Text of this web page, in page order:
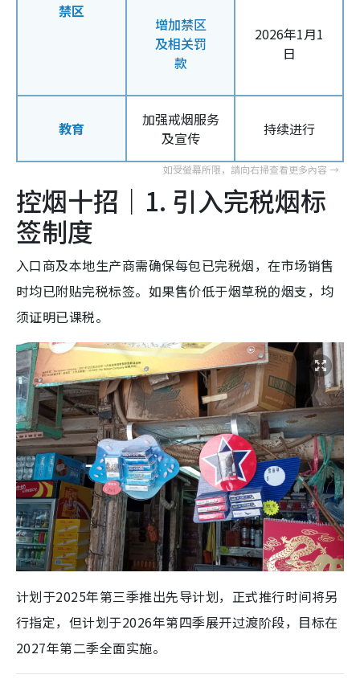
禁区
增加禁区
及相关罚
款
2026年1月1
日
教育
加强戒烟服务
及宣传
持续进行
控烟十招｜1. 引入完税烟标
签制度
入口商及本地生产商需确保每包已完税烟，在市场销售
时均已附贴完税标签。如果售价低于烟草税的烟支，均
须证明已课税。
计划于2025年第三季推出先导计划，正式推行时间将另
行指定，但计划于2026年第四季展开过渡阶段，目标在
2027年第二季全面实施。